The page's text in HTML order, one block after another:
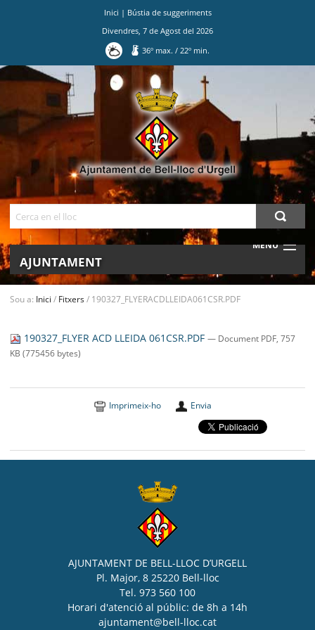
Inici | Bústia de suggeriments
Divendres 7 de Agost del 2026
36º max./ 22º min.
MENU
AJUNTAMENT
BELL-LLOC SOLUCIONA
Sou a: Inici / Fitxers/ 190327_FLYERACDLLEIDA061CSR.PDF
190327_FLYER ACD LLEIDA 061CSR.PDF— Document PDF, 757
KB (775456 bytes)
Imprimeix-ho Envia
AJUNTAMENT DE BELL-LLOC D’URGELL
Pl. Major, 8 25220 Bell-lloc
Tel. 973 560 100
Horari d'atenció al públic: de 8h a 14h
ajuntament@bell-lloc.cat